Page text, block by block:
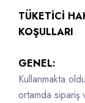
TÜKETİCİ
KOŞULLARI
GENEL:
Kullanmakta
ortamda sipariş